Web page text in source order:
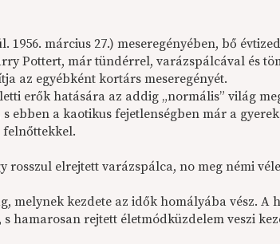
1956. március 27.) meseregényében, bő
Pottert, már tündérrel, varázspálcával és
az egyébként kortárs meseregényét.
erők hatására az addig „normális” világ
ebben a kaotikus fejetlenségben már a
felnőttekkel.
rosszul elrejtett varázspálca, no meg némi
melynek kezdete az idők homályába vész. A
hamarosan rejtett életmódküzdelem veszi